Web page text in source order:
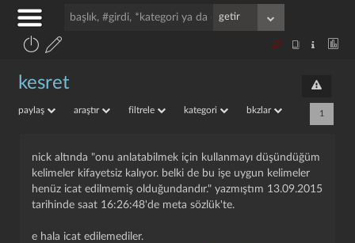
kesret
paylaş araştır filtrele kategori bkzlar 1
nick altında "onu anlatabilmek için kullanmayı düşündüğüm
kelimeler kifayetsiz kalıyor. belki de bu işe uygun kelimeler
henüz icat edilmemiş olduğundandır." yazmıştım 13.09.2015
tarihinde saat 16:26:48'de meta sözlük'te.
e hala icat edilemediler.